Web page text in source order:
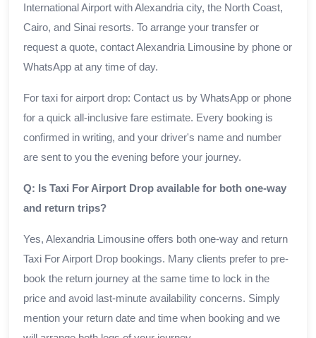
International Airport with Alexandria city, the North Coast,
Cairo, and Sinai resorts. To arrange your transfer or
request a quote, contact Alexandria Limousine by phone or
WhatsApp at any time of day.
For taxi for airport drop: Contact us by WhatsApp or phone
for a quick all-inclusive fare estimate. Every booking is
confirmed in writing, and your driver's name and number
are sent to you the evening before your journey.
Q: Is Taxi For Airport Drop available for both one-way
and return trips?
Yes, Alexandria Limousine offers both one-way and return
Taxi For Airport Drop bookings. Many clients prefer to pre-
book the return journey at the same time to lock in the
price and avoid last-minute availability concerns. Simply
mention your return date and time when booking and we